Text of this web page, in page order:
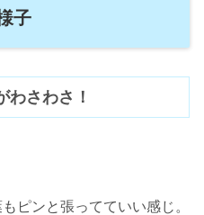
子
わさわさ！
ピンと張ってていい感じ。